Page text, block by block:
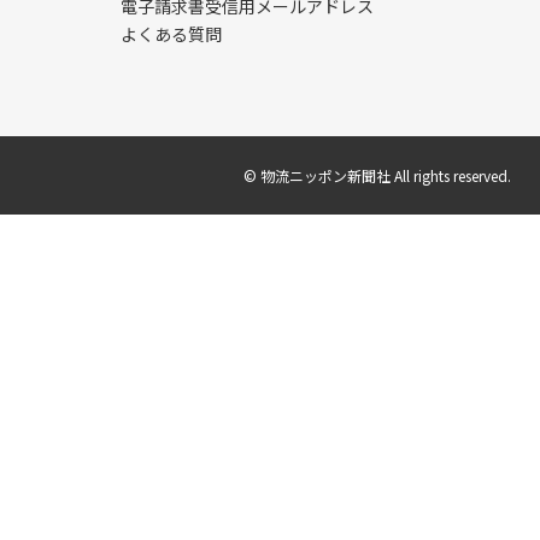
電子請求書受信用メールアドレス
よくある質問
© 物流ニッポン新聞社 All rights reserved.